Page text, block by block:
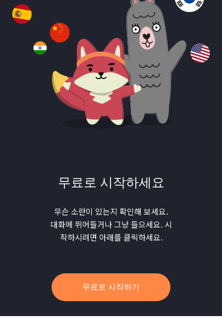
무료로 시작하세요
무슨 소란이 있는지 확인해 보세요.
대화에 뛰어들거나 그냥 들으세요. 시
작하시려면 아래를 클릭하세요.
무료로 시작하기